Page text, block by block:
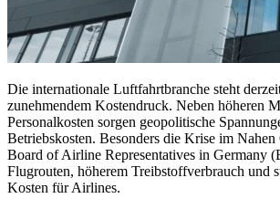
Die internationale Luftfahrtbranche steht
zunehmendem Kostendruck. Neben höheren
Personalkosten sorgen geopolitische
Betriebskosten. Besonders die Krise im
Board of Airline Representatives in Germany
Flugrouten, höherem Treibstoffverbrauch und
Kosten für Airlines.